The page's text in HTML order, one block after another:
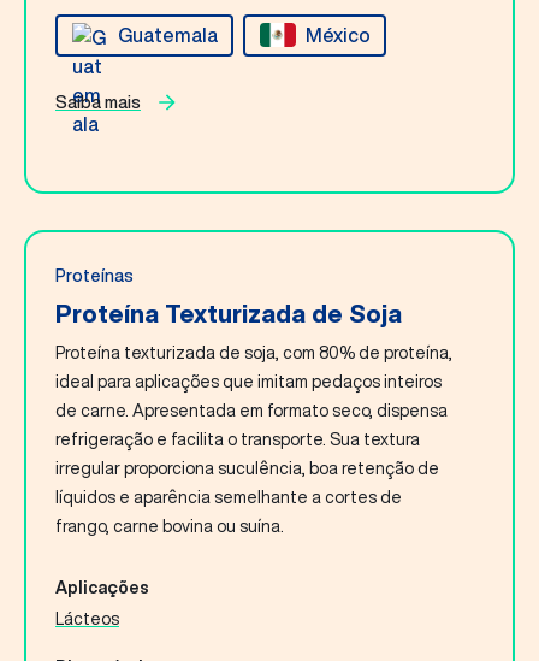
Guatemala México
Saiba mais
Proteínas
Proteína Texturizada de Soja
Proteína texturizada de soja, com 80% de proteína,
ideal para aplicações que imitam pedaços inteiros
de carne. Apresentada em formato seco, dispensa
refrigeração e facilita o transporte. Sua textura
irregular proporciona suculência, boa retenção de
líquidos e aparência semelhante a cortes de
frango, carne bovina ou suína.
Aplicações
Lácteos